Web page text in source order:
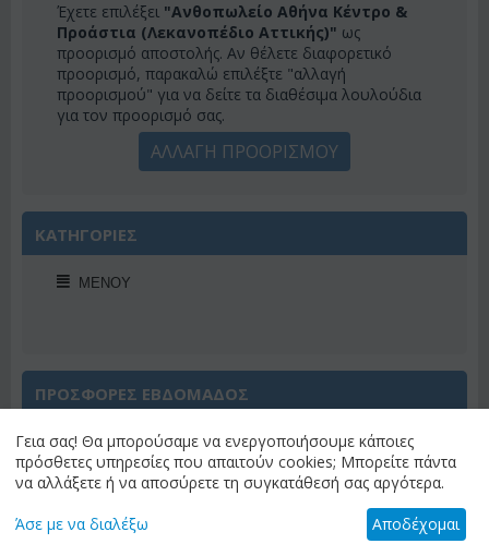
Έχετε επιλέξει "Ανθοπωλείο Αθήνα Κέντρο &
Προάστια (Λεκανοπέδιο Αττικής)" ως
προορισμό αποστολής. Αν θέλετε διαφορετικό
προορισμό, παρακαλώ επιλέξτε "αλλαγή
προορισμού" για να δείτε τα διαθέσιμα λουλούδια
για τον προορισμό σας.
ΑΛΛΑΓΗ ΠΡΟΟΡΙΣΜΟΥ
ΚΑΤΗΓΟΡΙΕΣ
ΜΕΝΟΎ
ΠΡΟΣΦΟΡΕΣ ΕΒΔΟΜΑΔΟΣ
Έκπτωση 22%
Γεια σας! Θα μπορούσαμε να ενεργοποιήσουμε κάποιες
πρόσθετες υπηρεσίες που απαιτούν cookies; Μπορείτε πάντα
να αλλάξετε ή να αποσύρετε τη συγκατάθεσή σας αργότερα.
Άσε με να διαλέξω Αποδέχομαι